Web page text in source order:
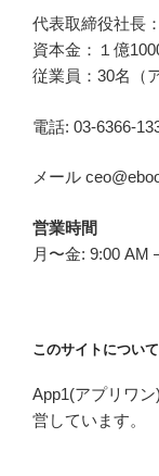
代表取締役社長
資本金：１億
従業員：30名（
電話: 03-6366-
メール
営業時間
月〜金: 9:00 AM
このサイトについて
App1(アプリワ
営しています。